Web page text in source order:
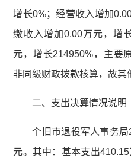
增长0%；经营收入增加
缴收入增加0.00万元，增
元，增长214950%，主要
非同级财政拨款核算，故其
二、支出决算情况说明
个旧市退役军人事务
元。其中：基本支出